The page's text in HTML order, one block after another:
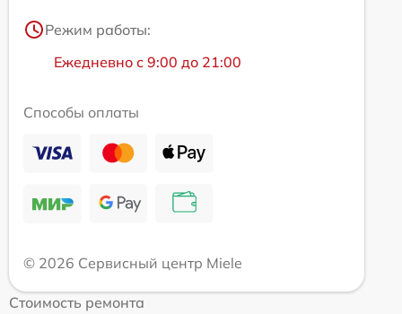
Режим работы:
Ежедневно с 9:00 до 21:00
Способы оплаты
© 2026 Сервисный центр Miele
Стоимость ремонта